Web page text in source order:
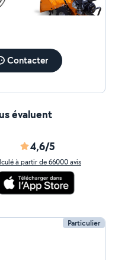
Contacter
évaluent
4,6/5
à partir de 66000 avis
Particulier